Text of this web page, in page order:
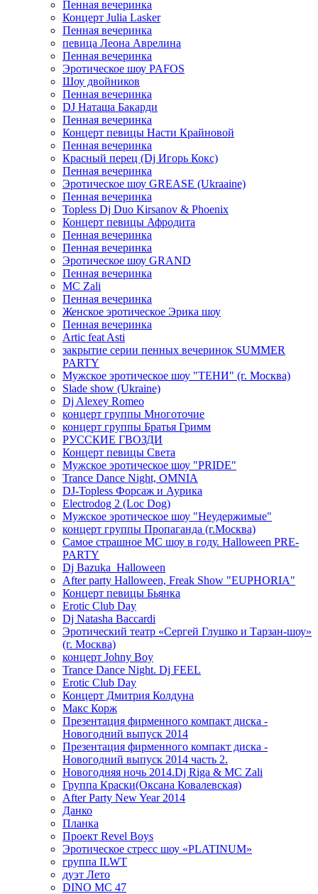
Пенная вечеринка
Концерт Julia Lasker
Пенная вечеринка
певица Леона Аврелина
Пенная вечеринка
Эротическое шоу PAFOS
Шоу двойников
Пенная вечеринка
DJ Наташа Бакарди
Пенная вечеринка
Концерт певицы Насти Крайновой
Пенная вечеринка
Красный перец (Dj Игорь Кокс)
Пенная вечеринка
Эротическое шоу GREASE (Ukraaine)
Пенная вечеринка
Topless Dj Duo Kirsanov & Phoenix
Концерт певицы Афродита
Пенная вечеринка
Пенная вечеринка
Эротическое шоу GRAND
Пенная вечеринка
MC Zali
Пенная вечеринка
Женское эротическое Эрика шоу
Пенная вечеринка
Artic feat Asti
закрытие серии пенных вечеринок SUMMER
PARTY
Мужское эротическое шоу "ТЕНИ" (г. Москва)
Slade show (Ukraine)
Dj Alexey Romeo
концерт группы Многоточие
концерт группы Братья Гримм
РУССКИЕ ГВОЗДИ
Концерт певицы Света
Мужское эротическое шоу "PRIDE"
Trance Dance Night, OMNIA
DJ-Topless Форсаж и Аурика
Electrodog 2 (Loc Dog)
Мужское эротическое шоу "Неудержимые"
концерт группы Пропаганда (г.Москва)
Самое страшное МС шоу в году. Halloween PRE-
PARTY
Dj Bazuka_Halloween
After party Halloween, Freak Show "EUPHORIA"
Концерт певицы Бьянка
Erotic Club Day
Dj Natasha Baccardi
Эротический театр «Сергей Глушко и Тарзан-шоу»
(г. Москва)
концерт Johny Boy
Trance Dance Night. Dj FEEL
Erotic Club Day
Концерт Дмитрия Колдуна
Макс Корж
Презентация фирменного компакт диска -
Новогодний выпуск 2014
Презентация фирменного компакт диска -
Новогодний выпуск 2014 часть 2.
Новогодняя ночь 2014.Dj Riga & MC Zali
Группа Краски(Оксана Ковалевская)
After Party New Year 2014
Данко
Планка
Проект Revel Boys
Эротическое стресс шоу «PLATINUM»
группа ILWT
дуэт Лето
DINO MC 47